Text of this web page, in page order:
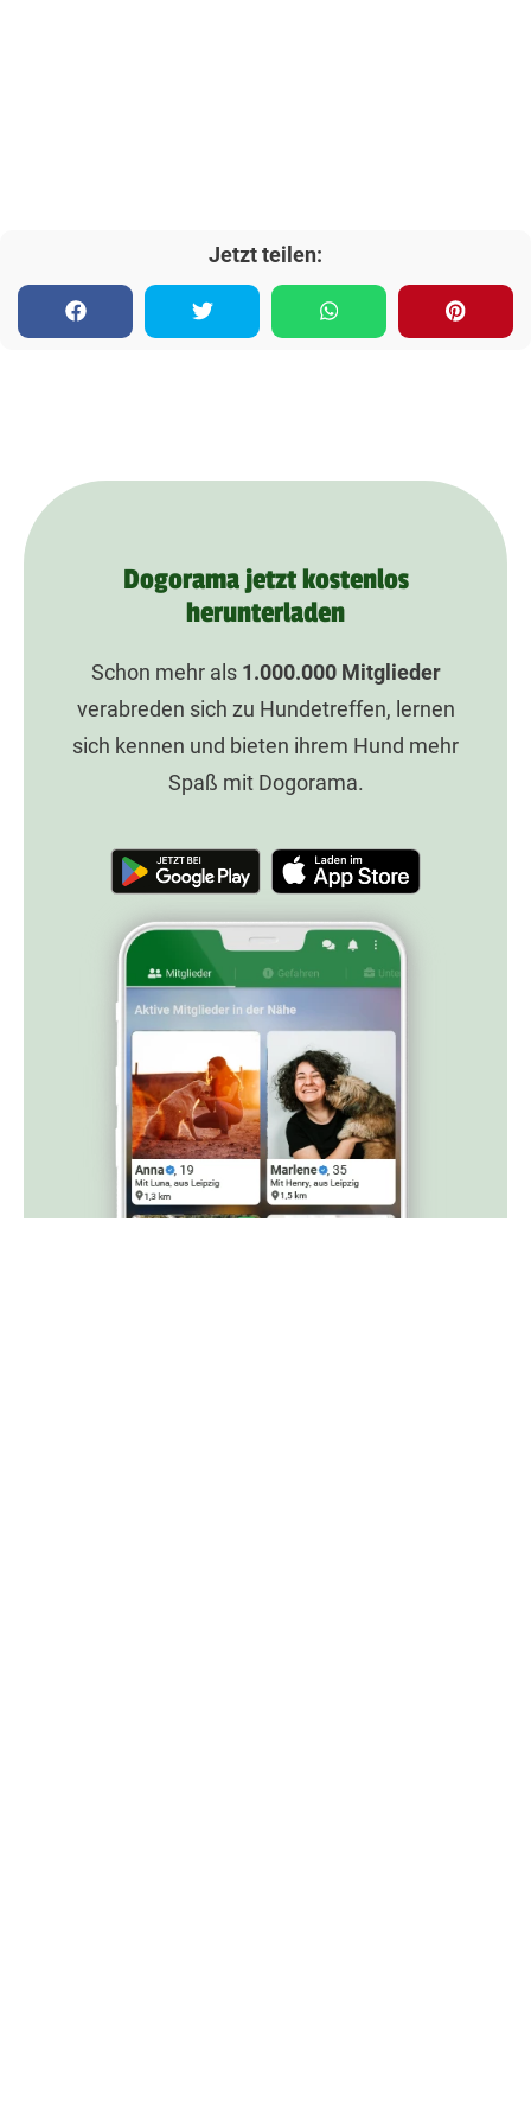
Jetzt teilen:
Dogorama jetzt kostenlos
herunterladen
Schon mehr als 1.000.000Mitglieder
verabreden sich zu Hundetreffen, lernen
sich kennen und bieten ihrem Hund mehr
Spaß mit Dogorama.